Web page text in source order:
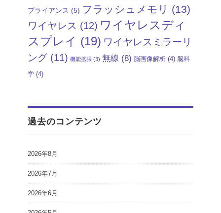
プライアンス (5) フラッシュメモリ (13)
ワイヤレス (12) ワイヤレスディ
スプレイ (19) ワイヤレスミラーリ
ング(11) 機能拡張 (3) 無線 (8) 脳画像解析 (4) 脳科
学 (4)
過去のコンテンツ
2026年8月
2026年7月
2026年6月